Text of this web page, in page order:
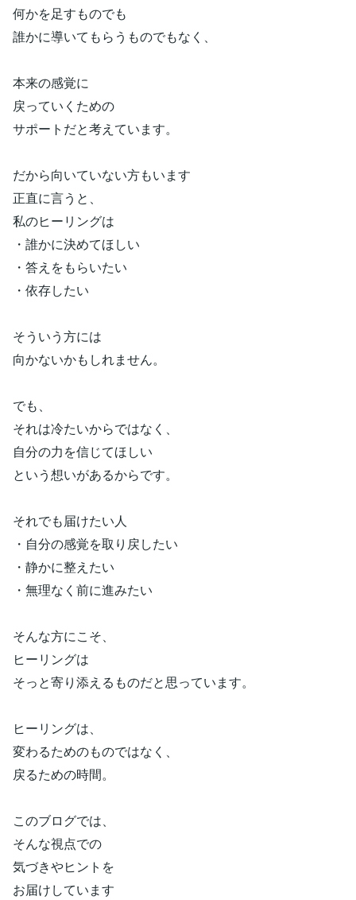
何かを足すものでも
誰かに導いてもらうものでもなく、
本来の感覚に
戻っていくための
サポートだと考えています。
だから向いていない方もいます
正直に言うと、
私のヒーリングは
・誰かに決めてほしい
・答えをもらいたい
・依存したい
そういう方には
向かないかもしれません。
でも、
それは冷たいからではなく、
自分の力を信じてほしい
という想いがあるからです。
それでも届けたい人
・自分の感覚を取り戻したい
・静かに整えたい
・無理なく前に進みたい
そんな方にこそ、
ヒーリングは
そっと寄り添えるものだと思っています。
ヒーリングは、
変わるためのものではなく、
戻るための時間。
このブログでは、
そんな視点での
気づきやヒントを
お届けしています